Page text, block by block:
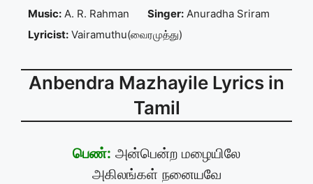
Music: A. R. Rahman Singer: Anuradha Sriram
Lyricist: Vairamuthu(வைரமுத்து)
Anbendra Mazhayile Lyrics in
Tamil
பெண்: அன்பென்ற மழையிலே
அகிலங்கள் நனையவே